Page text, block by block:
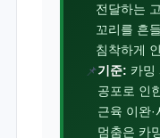
전달하는
꼬리를 흔
침착하게
📌기준: 카밍
공포로 인
근육 이완
멈춤은 카